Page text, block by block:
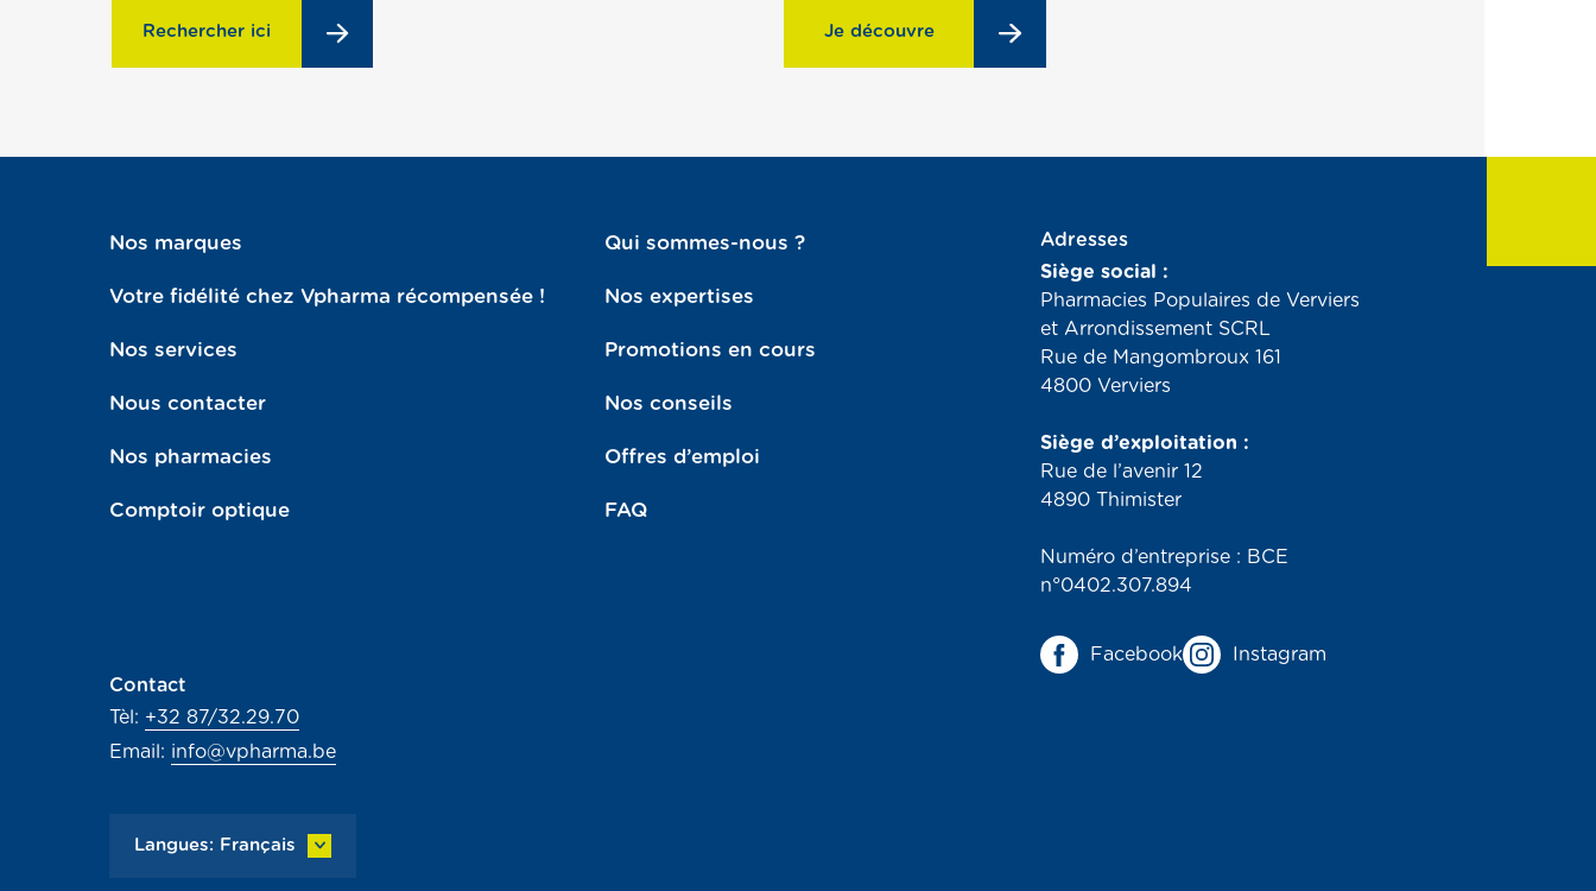
Rechercher ici Je découvre
Nos marques
Votre fidélité chez Vpharma récompensée !
Nos services
Nous contacter
Nos pharmacies
Comptoir optique
Qui sommes-nous ?
Nos expertises
Promotions en cours
Nos conseils
Offres d’emploi
FAQ
Adresses
Siège social :
Pharmacies Populaires de Verviers
et Arrondissement SCRL
Rue de Mangombroux 161
4800 Verviers
Siège d’exploitation :
Rue de l’avenir 12
4890 Thimister
Numéro d’entreprise : BCE
n°0402.307.894
Facebook
Instagram
Contact
Tèl: +32 87/32.29.70
Email: info@vpharma.be
Langues: Français